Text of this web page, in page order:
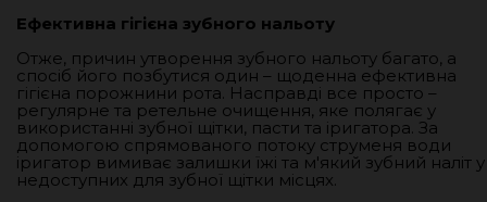
Ефективна гігієна зубного нальоту
Отже, причин утворення зубного нальоту багато, а
спосіб його позбутися один – щоденна ефективна
гігієна порожнини рота. Насправді все просто –
регулярне та ретельне очищення, яке полягає у
використанні зубної щітки, пасти та іригатора. За
допомогою спрямованого потоку струменя води
іригатор вимиває залишки їжі та м'який зубний наліт у
недоступних для зубної щітки місцях.